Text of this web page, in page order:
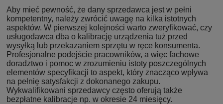
Aby mieć pewność, że dany sprzedawca jest w pełni
kompetentny, należy zwrócić uwagę na kilka istotnych
aspektów. W pierwszej kolejności warto zweryfikować, czy
usługodawca dba o kalibrację urządzenia tuż przed
wysyłką lub przekazaniem sprzętu w ręce konsumenta.
Profesjonalne podejście pracowników, a więc fachowe
doradztwo i pomoc w zrozumieniu istoty poszczególnych
elementów specyfikacji to aspekt, który znacząco wpływa
na pełnię satysfakcji z dokonanego zakupu.
Wykwalifikowani sprzedawcy często oferują także
bezpłatne kalibracje np. w okresie 24 miesięcy.